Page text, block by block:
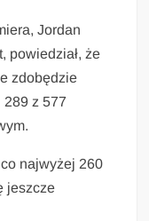
Jordan
powiedział, że
zdobędzie
z 577
najwyżej 260
jeszcze